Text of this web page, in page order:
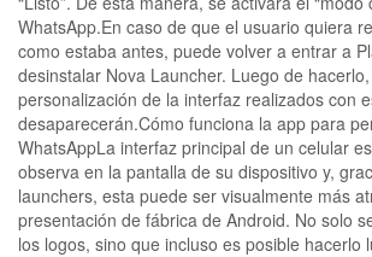
WhatsApp.En caso de que el usuario quiera
como estaba antes, puede volver a entrar a
desinstalar Nova Launcher. Luego de
personalización de la interfaz realizados con
desaparecerán.Cómo funciona la app para
WhatsAppLa interfaz principal de un celular
observa en la pantalla de su dispositivo y,
launchers, esta puede ser visualmente más
presentación de fábrica de Android. No solo
los logos, sino que incluso es posible hacerlo